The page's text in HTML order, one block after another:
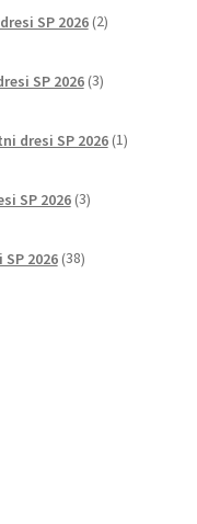
SP 2026 2izdelka
SP 2026 3izdelki
dresi SP 2026 1izdelek
SP 2026 3izdelki
2026 38izdelkov